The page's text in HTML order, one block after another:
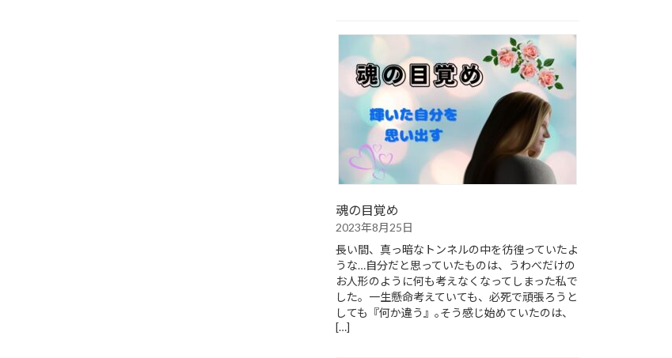
魂の目覚め
2023年8月25日
長い間、真っ暗なトンネルの中を彷徨っていたよ
うな…自分だと思っていたものは、うわべだけの
お人形のように何も考えなくなってしまった私で
した。一生懸命考えていても、必死で頑張ろうと
しても『何か違う』｡そう感じ始めていたのは、
[…]